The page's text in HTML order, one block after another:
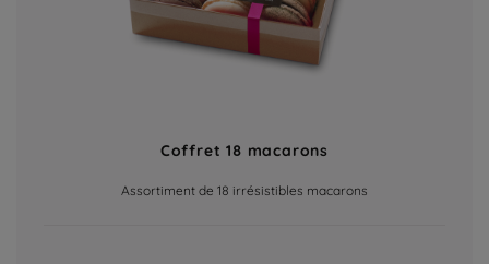
Coffret 18 macarons
Assortiment de 18 irrésistibles macarons